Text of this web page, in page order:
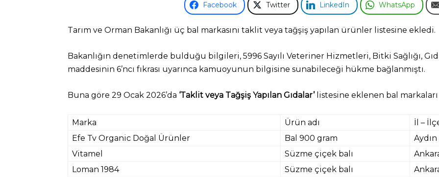
Facebook Twitter LinkedIn WhatsApp
Tarım ve Orman Bakanlığı üç bal markasını taklit veya tağşiş yapılan ürünler listesine ekledi.
Bakanlığın denetimlerde bulduğu bilgileri, 5996 Sayılı Veteriner Hizmetleri, Bitki Sağlığı,
maddesinin 6’ncı fıkrası uyarınca kamuoyunun bilgisine sunabileceği hükme bağlanmıştı.
Buna göre 29 Ocak 2026’da ‘Taklit veya Tağşiş Yapılan Gıdalar’listesine eklenen bal
Marka Ürün adı
İl –
Efe Tv Organic Doğal Ürünler
Bal 900 gram
Vitamel
Süzme çiçek balı
Loman 1984
Süzme çiçek balı